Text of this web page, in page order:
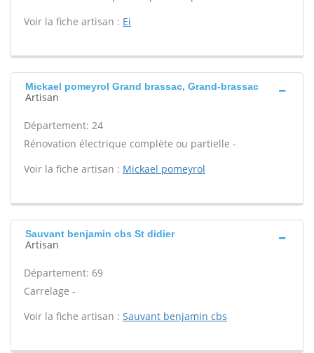
Voir la fiche artisan : Ei
Mickael pomeyrol Grand brassac, Grand-brassac
Artisan
Département: 24
Rénovation électrique complète ou partielle -
Voir la fiche artisan : Mickael pomeyrol
Sauvant benjamin cbs St didier
Artisan
Département: 69
Carrelage -
Voir la fiche artisan : Sauvant benjamin cbs